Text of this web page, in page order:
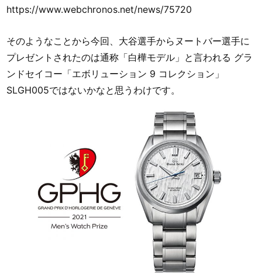
https://www.webchronos.net/news/75720
そのようなことから今回、大谷選手からヌートバー選手に
プレゼントされたのは通称「白樺モデル」と言われる グラ
ンドセイコー「エボリューション 9 コレクション」
SLGH005ではないかなと思うわけです。